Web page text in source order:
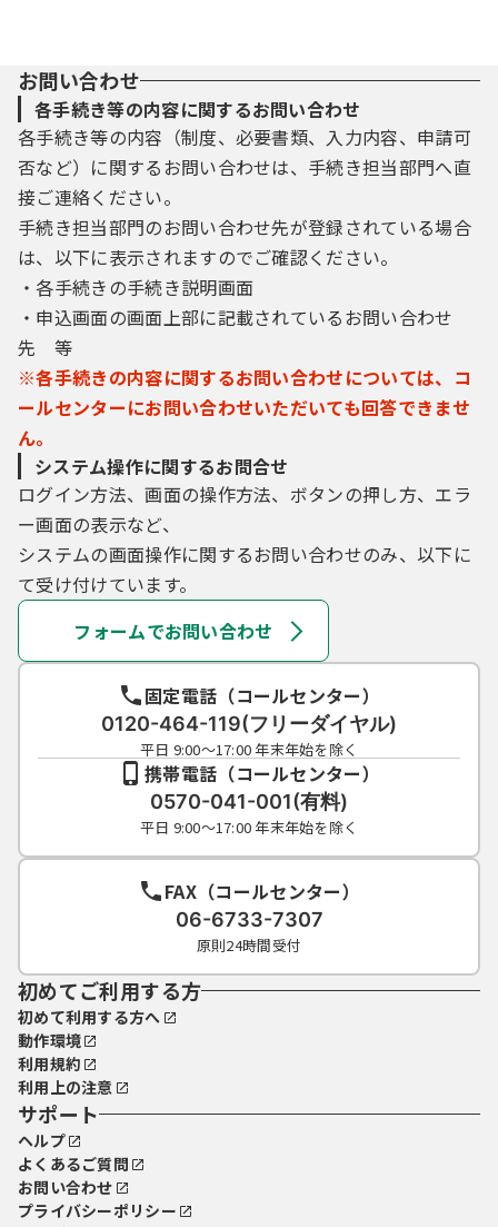
お問い合わせ
各手続き等の内容に関するお問い合わせ
各手続き等の内容（制度、必要書類、入力内容、申請可
否など）に関するお問い合わせは、手続き担当部門へ直
接ご連絡ください。
手続き担当部門のお問い合わせ先が登録されている場合
は、以下に表示されますのでご確認ください。
・各手続きの手続き説明画面
・申込画面の画面上部に記載されているお問い合わせ
先 等
※各手続きの内容に関するお問い合わせについては、コ
ールセンターにお問い合わせいただいても回答できませ
ん。
システム操作に関するお問合せ
ログイン方法、画面の操作方法、ボタンの押し方、エラ
ー画面の表示など、
システムの画面操作に関するお問い合わせのみ、以下に
て受け付けています。
フォームでお問い合わせ
固定電話（コールセンター）
0120-464-119(フリーダイヤル)
平日 9:00～17:00 年末年始を除く
携帯電話（コールセンター）
0570-041-001(有料)
平日 9:00～17:00 年末年始を除く
FAX（コールセンター）
06-6733-7307
原則24時間受付
初めてご利用する方
初めて利用する方へ
動作環境
利用規約
利用上の注意
サポート
ヘルプ
よくあるご質問
お問い合わせ
プライバシーポリシー